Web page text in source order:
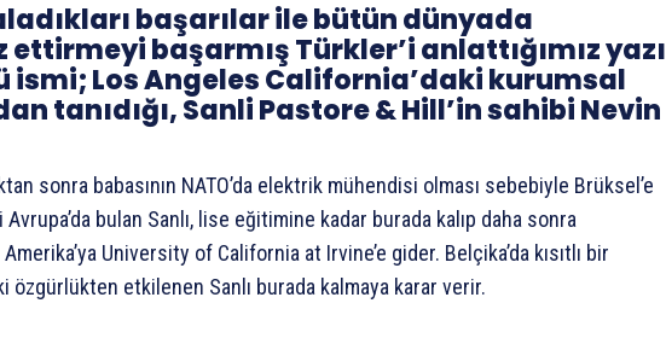
başarılar ile bütün dünyada
başarmış Türkler’i anlattığımız yazı
ismi; Los Angeles California’daki kurumsal
tanıdığı, Sanli Pastore & Hill’in sahibi Nevin
sonra babasının NATO’da elektrik mühendisi olması sebebiyle Brüksel’e
bulan Sanlı, lise eğitimine kadar burada kalıp daha sonra
University of California at Irvine’e gider. Belçika’da kısıtlı bir
özgürlükten etkilenen Sanlı burada kalmaya karar verir.